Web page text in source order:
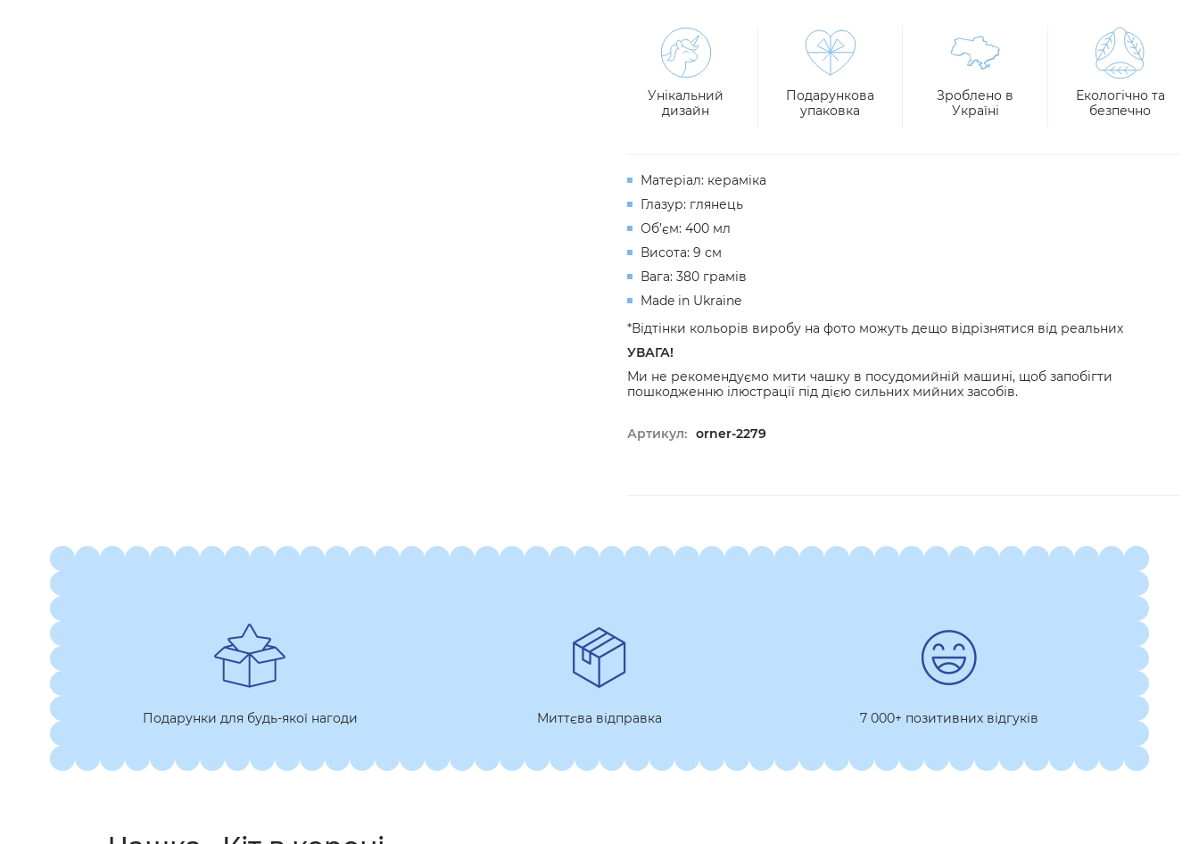
Унікальний
дизайн
Подарункова
упаковка
Зроблено в
Україні
Екологічно та
безпечно
Матеріал: кераміка
Глазур: глянець
Об’єм: 400 мл
Висота: 9 см
Вага: 380 грамів
Made in Ukraine
*Відтінки кольорів виробу на фото можуть дещо відрізнятися від реальних
УВАГА!
Ми не рекомендуємо мити чашку в посудомийній машині, щоб запобігти
пошкодженню ілюстрації під дією сильних мийних засобів.
Артикул: orner-2279
Подарунки для будь-якої нагоди Миттєва відправка 7 000+ позитивних відгуків